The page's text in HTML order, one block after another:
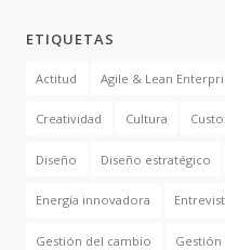
ETIQUETAS
Actitud Agile & Lean
Creatividad Cultura
Diseño Diseño estratégico
Energía innovadora
Gestión del cambio